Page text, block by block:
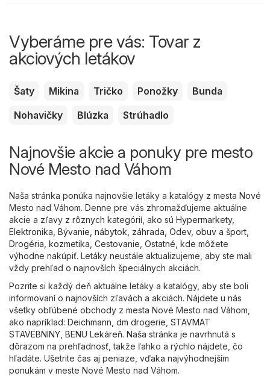
Vyberáme pre vás: Tovar z
akciových letákov
Šaty Mikina Tričko Ponožky
Bunda
Nohavičky
Blúzka Strúhadlo
Najnovšie akcie a ponuky pre mesto
Nové Mesto nad Váhom
Naša stránka ponúka najnovšie letáky a katalógy z mesta Nové
Mesto nad Váhom. Denne pre vás zhromažďujeme aktuálne
akcie a zľavy z rôznych kategórií, ako sú Hypermarkety,
Elektronika Bývanie, nábytok, záhrada Odev, obuv a šport
Drogéria, kozmetika Cestovanie Ostatné , kde môžete
výhodne nakúpiť. Letáky neustále aktualizujeme, aby ste mali
vždy prehľad o najnovších špeciálnych akciách.
Pozrite si každý deň aktuálne letáky a katalógy, aby ste boli
informovaní o najnovších zľavách a akciách. Nájdete u nás
všetky obľúbené obchody z mesta Nové Mesto nad Váhom,
ako napríklad: Deichmann dm drogerie STAVMAT
STAVEBNINY BENU Lekáreň. Naša stránka je navrhnutá s
dôrazom na prehľadnosť, takže ľahko a rýchlo nájdete, čo
hľadáte. Ušetrite čas aj peniaze, vďaka najvýhodnejším
ponukám v meste Nové Mesto nad Váhom.